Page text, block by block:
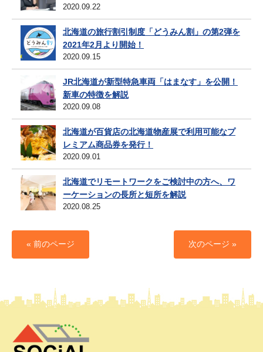
2020.09.22
北海道の旅行割引制度「どうみん割」の第2弾を
2021年2月より開始！
2020.09.15
JR北海道が新型特急車両「はまなす」を公開！
新車の特徴を解説
2020.09.08
北海道が百貨店の北海道物産展で利用可能なプ
レミアム商品券を発行！
2020.09.01
北海道でリモートワークをご検討中の方へ、ワ
ーケーションの長所と短所を解説
2020.08.25
« 前のページ 次のページ »